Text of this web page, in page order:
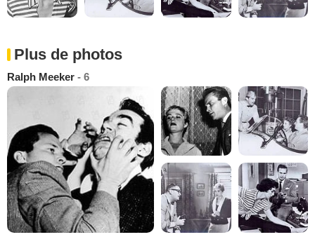
Plus de photos
Ralph Meeker - 6